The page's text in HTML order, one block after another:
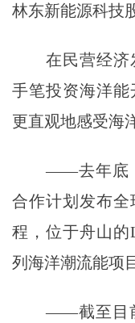
林东新能源科技
在民营经济
手笔投资海洋能
更直观地感受海
——去年底，
合作计划发布全
程，位于舟山的
列海洋潮流能项
——截至目前